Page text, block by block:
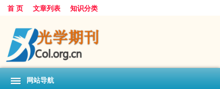
首 页 文章列表 知识分类
网站导航